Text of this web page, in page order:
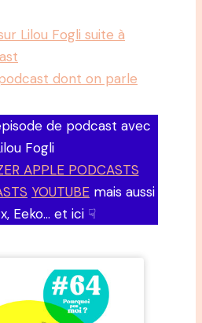
Lilou Fogli suite à
dont on parle
de podcast avec
Fogli
APPLE PODCASTS
YOUTUBE mais aussi
Eeko… et ici ☟